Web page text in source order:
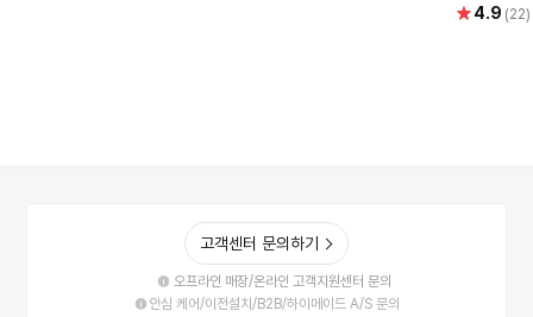
별 4.9 (22)
고객센터 문의하기
오프라인 매장/온라인 고객지원센터 문의
안심 케어/이전설치/B2B/하이메이드 A/S 문의